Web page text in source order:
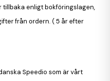
tillbaka enligt bokföringslagen,
från ordern. ( 5 år efter
Speedio som är vårt